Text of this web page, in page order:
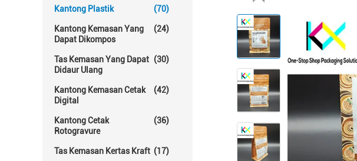
Kantong Plastik (70)
Kantong Kemasan Yang
Dapat Dikompos
(24)
Tas Kemasan Yang Dapat
Didaur Ulang
(30)
Kantong Kemasan Cetak
Digital
(42)
Kantong Cetak
Rotogravure
(36)
Tas Kemasan Kertas Kraft (17)